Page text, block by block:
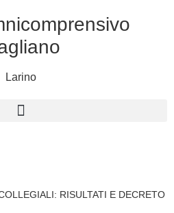
Larino
RISULTATI E DECRETO